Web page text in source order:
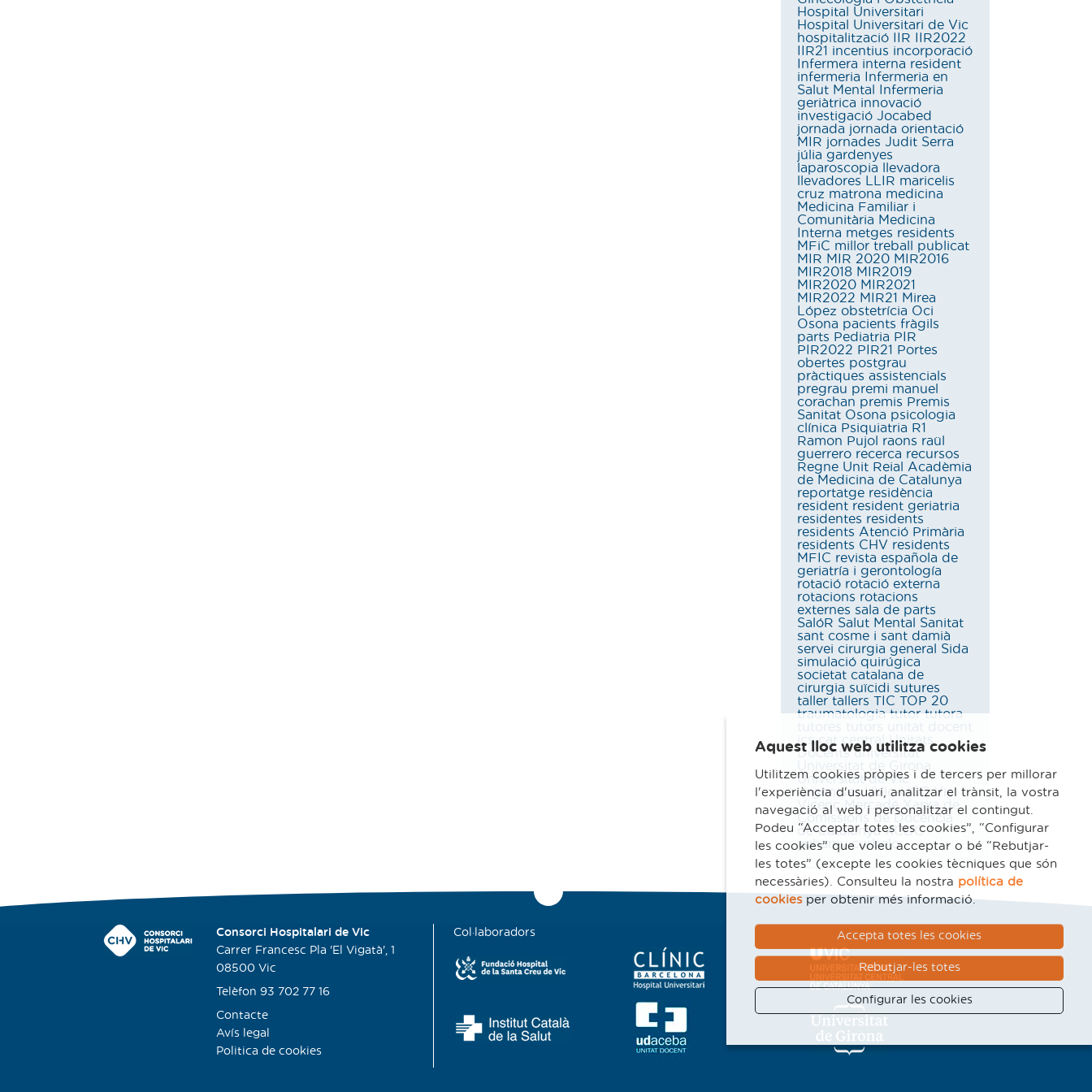
Hospital Universitari
Hospital Universitari de Vic
hospitalització IIR IIR2022
IIR21 incentius incorporació
Infermera interna resident
infermeria Infermeria en
Salut Mental Infermeria
geriàtrica innovació
investigació Jocabed
jornada jornada orientació
MIR jornades Judit Serra
júlia gardenyes
laparoscopia llevadora
llevadores LLIR maricelis
cruz matrona medicina
Medicina Familiar i
Comunitària Medicina
Interna metges residents
MFiC millor treball publicat
MIR MIR 2020 MIR2016
MIR2018 MIR2019
MIR2020 MIR2021
MIR2022 MIR21 Mirea
López obstetrícia Oci
Osona pacients fràgils
parts Pediatria PIR
PIR2022 PIR21 Portes
obertes postgrau
pràctiques assistencials
pregrau premi manuel
corachan premis Premis
Sanitat Osona psicologia
clínica Psiquiatria R1
Ramon Pujol raons raül
guerrero recerca recursos
Regne Unit Reial Acadèmia
de Medicina de Catalunya
reportatge residència
resident resident geriatria
residentes residents
residents Atenció Primària
residents CHV residents
MFIC revista española de
geriatría i gerontología
rotació rotació externa
rotacions rotacions
externes sala de parts
SalóR Salut Mental Sanitat
sant cosme i sant damià
servei cirurgia general Sida
simulació quirúgica
societat catalana de
cirurgia suïcidi sutures
taller tallers TIC TOP 20
traumatologia tutor tutora
ics cat central
Unitats
Docents universitat
Universitat de Vic
Urgències UVic-UCC Vic
Vicenç Mercadé Xarxa de
Comissions de Docència
de Catalunya XCDC
yuhamy curbelo
Consorci Hospitalari de Vic
Carrer Francesc Pla 'El Vigatà', 1
08500 Vic
Telèfon 93 702 77 16
Contacte
Avís legal
Politica de cookies
Col·laboradors
Aquest lloc web utilitza cookies
Utilitzem cookies pròpies i de tercers per millorar
l'experiència d'usuari, analitzar el trànsit, la vostra
navegació al web i personalitzar el contingut.
Podeu “Acceptar totes les cookies”, “Configurar
les cookies” que voleu acceptar o bé “Rebutjar-
les totes” (excepte les cookies tècniques que són
necessàries). Consulteu la nostra política de
cookiesper obtenir més informació.
Accepta totes les cookies
Rebutjar-les totes
Configurar les cookies